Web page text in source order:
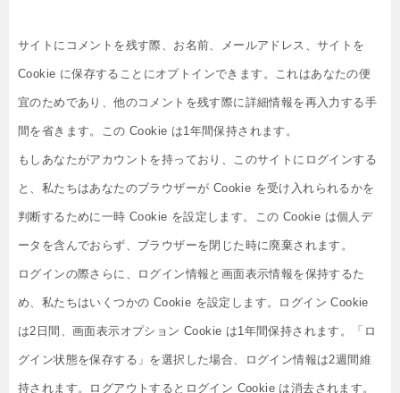
サイトにコメントを残す際、お名前、メールアドレス、サイトを
Cookie に保存することにオプトインできます。これはあなたの便
宜のためであり、他のコメントを残す際に詳細情報を再入力する手
間を省きます。この Cookie は1年間保持されます。
もしあなたがアカウントを持っており、このサイトにログインする
と、私たちはあなたのブラウザーが Cookie を受け入れられるかを
判断するために一時 Cookie を設定します。この Cookie は個人デ
ータを含んでおらず、ブラウザーを閉じた時に廃棄されます。
ログインの際さらに、ログイン情報と画面表示情報を保持するた
め、私たちはいくつかの Cookie を設定します。ログイン Cookie
は2日間、画面表示オプション Cookie は1年間保持されます。「ロ
グイン状態を保存する」を選択した場合、ログイン情報は2週間維
持されます。ログアウトするとログイン Cookie は消去されます。